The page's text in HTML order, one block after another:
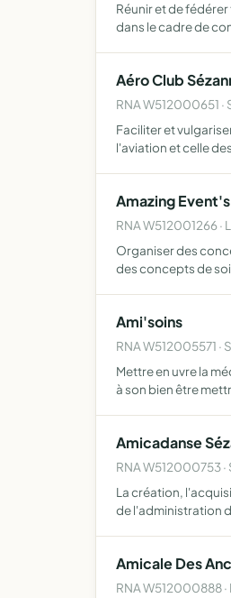
Réunir et de
dans le cadre de
Aéro Club
RNA W512000651 ·
Faciliter et
l'aviation et celle
Amazing Event's
RNA W512001266 ·
Organiser des
des concepts de
Ami'soins
RNA W512005571
Mettre en uvre la
à son bien être
Amicadanse
RNA W512000753 ·
La création,
de l'administration
Amicale Des
RNA W512000888